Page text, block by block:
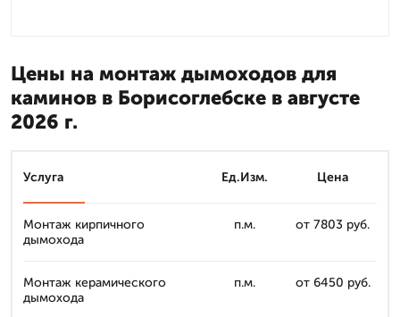
Цены на монтаж дымоходов для
каминов в Борисоглебске в августе
2026 г.
Услуга Ед.Изм. Цена
Монтаж кирпичного
дымохода
п.м. от 7803 руб.
Монтаж керамического
дымохода
п.м. от 6450 руб.